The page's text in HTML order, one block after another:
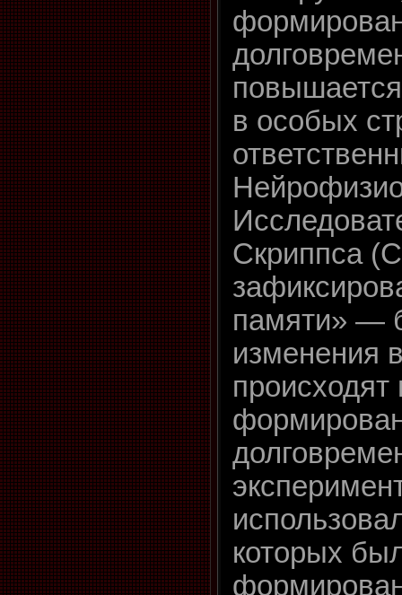
в особых
Скриппса
памяти» —
изменения
происходят
которых